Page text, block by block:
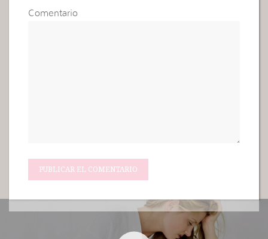
Comentario